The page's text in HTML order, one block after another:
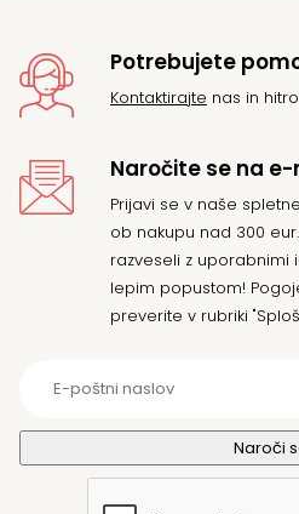
Potrebujete
Kontaktirajte nas in
Naročite se na
Prijavi se v naše
ob nakupu nad 300
razveseli z uporabnimi
lepim popustom!
preverite v rubriki